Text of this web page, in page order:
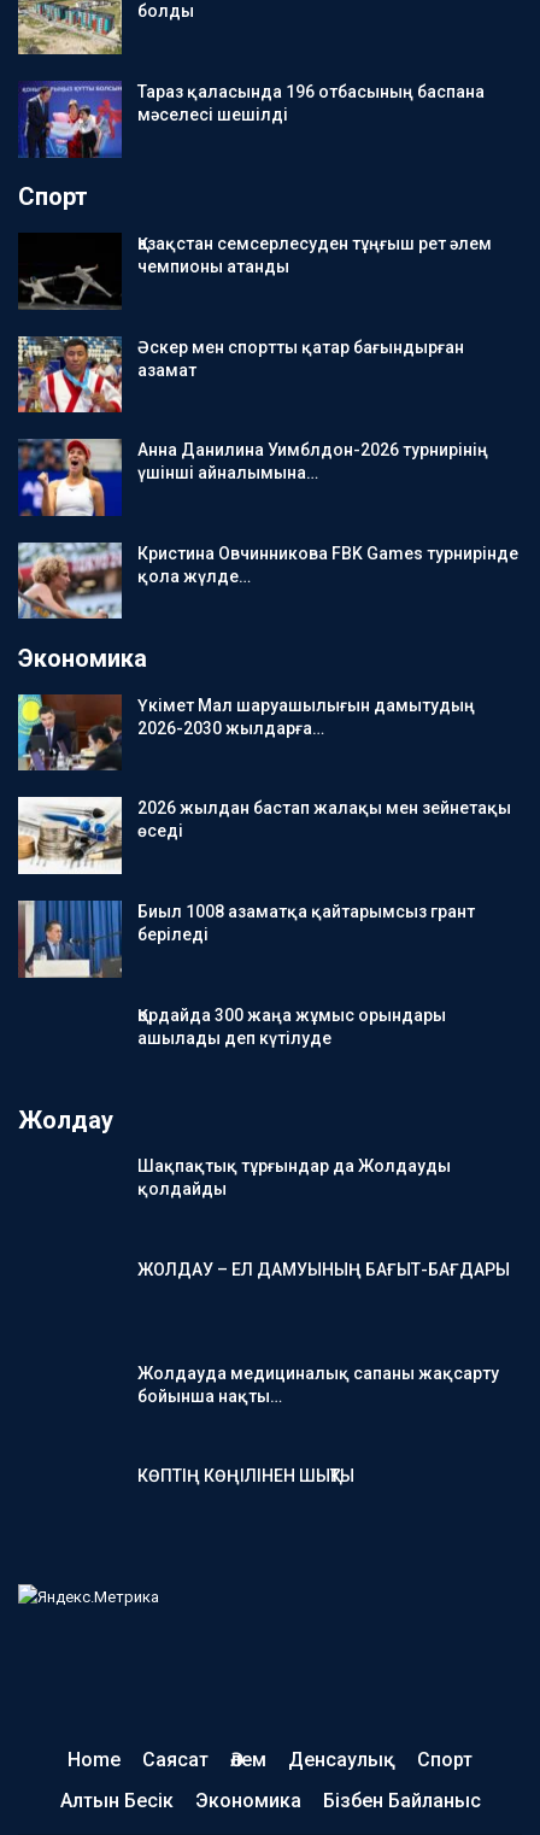
болды
Тараз қаласында 196 отбасының баспана
мәселесі шешілді
Спорт
Қазақстан семсерлесуден тұңғыш рет әлем
чемпионы атанды
Әскер мен спортты қатар бағындырған
азамат
Анна Данилина Уимблдон-2026 турнирінің
үшінші айналымына…
Кристина Овчинникова FBK Games турнирінде
қола жүлде…
Экономика
Үкімет Мал шаруашылығын дамытудың
2026-2030 жылдарға…
2026 жылдан бастап жалақы мен зейнетақы
өседі
Биыл 1008 азаматқа қайтарымсыз грант
беріледі
Қордайда 300 жаңа жұмыс орындары
ашылады деп күтілуде
Жолдау
Шақпақтық тұрғындар да Жолдауды
қолдайды
ЖОЛДАУ – ЕЛ ДАМУЫНЫҢ БАҒЫТ-БАҒДАРЫ
Жолдауда медициналық сапаны жақсарту
бойынша нақты…
КӨПТІҢ КӨҢІЛІНЕН ШЫҚТЫ
Home Саясат Әлем Денсаулық
Спорт
Алтын Бесік
Экономика Бізбен Байланыс